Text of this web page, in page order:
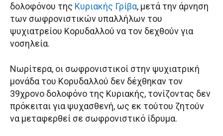
δολοφόνου της Κυριακής Γρίβα, μετά την άρνηση
των σωφρονιστικών υπαλλήλων του
ψυχιατρείου Κορυδαλλού να τον δεχθούν για
νοσηλεία.
Νωρίτερα, οι σωφρονιστικοί στην ψυχιατρική
μονάδα του Κορυδαλλού δεν δέχθηκαν τον
39χρονο δολοφόνο της Κυριακής, τονίζοντας δεν
πρόκειται για ψυχασθενή, ως εκ τούτου ζητούν
να μεταφερθεί σε σωφρονιστικό ίδρυμα.